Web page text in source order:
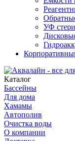
УФ
Каталог
Бассейны
Для дома
Хамамы
Автополив
Очистка воды
О компании